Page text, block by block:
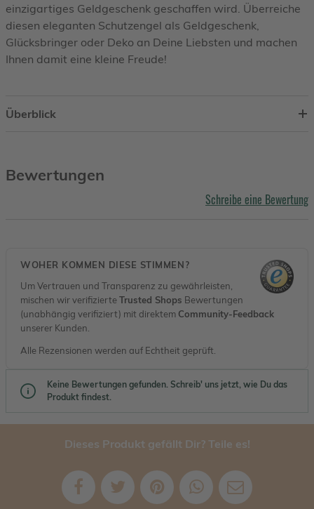
einzigartiges Geldgeschenk geschaffen wird. Überreiche
diesen eleganten Schutzengel als Geldgeschenk,
Glücksbringer oder Deko an Deine Liebsten und machen
Ihnen damit eine kleine Freude!
Überblick
Bewertungen
Schreibe eine Bewertung
WOHER KOMMEN DIESE STIMMEN?
Um Vertrauen und Transparenz zu gewährleisten,
mischen wir verifizierteTrusted Shops Bewertungen
(unabhängig verifiziert) mit direktem Community-Feedback
unserer Kunden.
Alle Rezensionen werden auf Echtheit geprüft.
Keine Bewertungen gefunden. Schreib' uns jetzt, wie Du das
Produkt findest.
Dieses Produkt gefällt Dir? Teile es!